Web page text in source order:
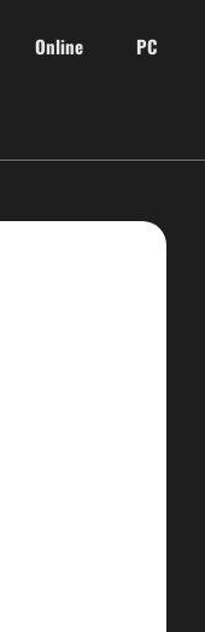
Online PC